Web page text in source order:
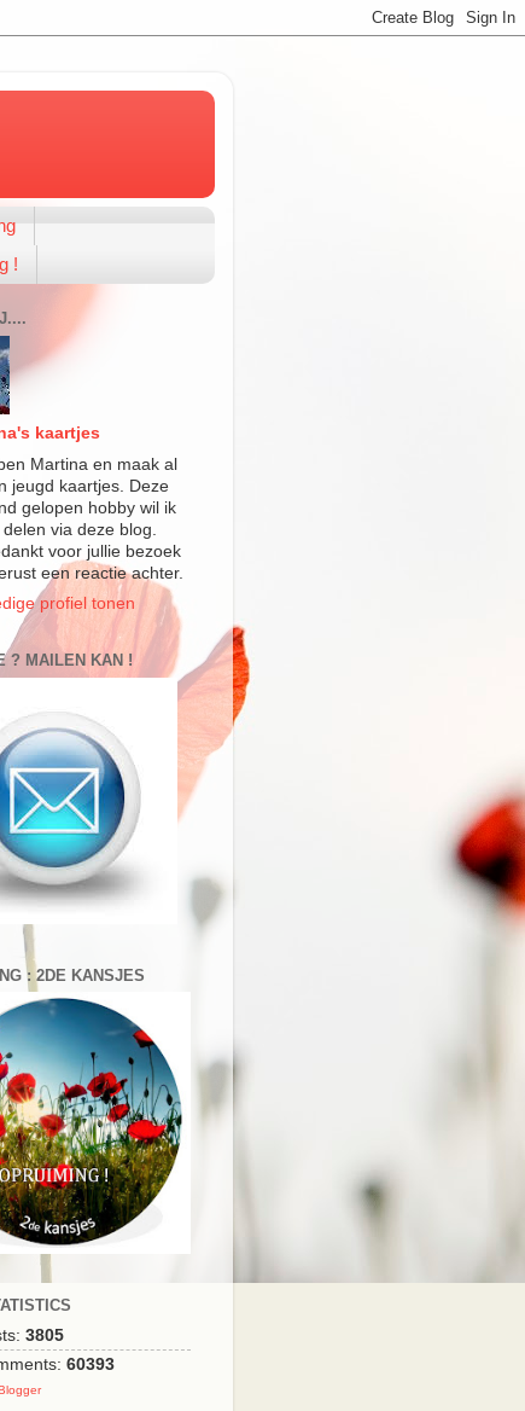
!
kaartjes
Martina en maak al
jeugd kaartjes. Deze
gelopen hobby wil ik
delen via deze blog.
voor jullie bezoek
een reactie achter.
profiel tonen
? MAILEN KAN !
: 2DE KANSJES
3805
60393